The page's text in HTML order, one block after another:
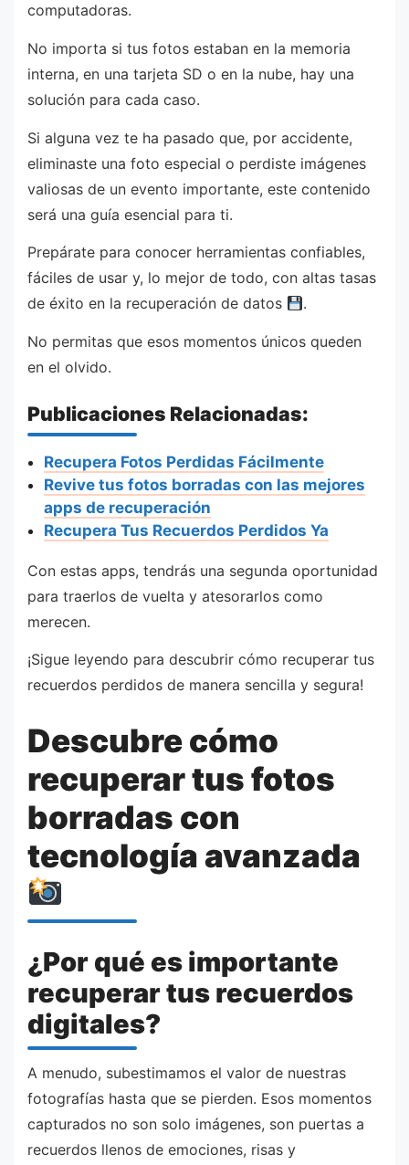
computadoras.
No importa si tus fotos estaban en la memoria
interna, en una tarjeta SD o en la nube, hay una
solución para cada caso.
Si alguna vez te ha pasado que, por accidente,
eliminaste una foto especial o perdiste imágenes
valiosas de un evento importante, este contenido
será una guía esencial para ti.
Prepárate para conocer herramientas confiables,
fáciles de usar y, lo mejor de todo, con altas tasas
de éxito en la recuperación de datos
.
No permitas que esos momentos únicos queden
en el olvido.
Publicaciones Relacionadas:
Recupera Fotos Perdidas Fácilmente
Revive tus fotos borradas con las mejores
apps de recuperación
Recupera Tus Recuerdos Perdidos Ya
Con estas apps, tendrás una segunda oportunidad
para traerlos de vuelta y atesorarlos como
merecen.
¡Sigue leyendo para descubrir cómo recuperar tus
recuerdos perdidos de manera sencilla y segura!
Descubre cómo
recuperar tus fotos
borradas con
tecnología avanzada
¿Por qué es importante
recuperar tus recuerdos
digitales?
A menudo, subestimamos el valor de nuestras
fotografías hasta que se pierden. Esos momentos
capturados no son solo imágenes, son puertas a
recuerdos llenos de emociones, risas y